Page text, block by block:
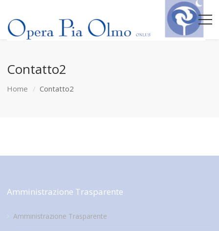
Contatto2
Home Contatto2
Amministrazione Trasparente
Amministrazione Trasparente